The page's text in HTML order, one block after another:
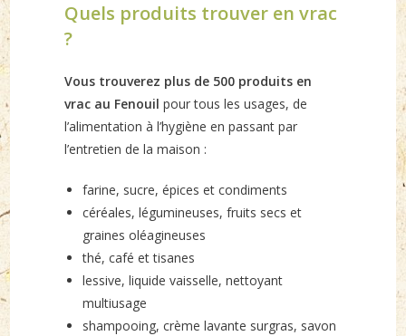
Quels produits trouver en vrac
?
Vous trouverez plus de 500 produits en
vrac au Fenouil pour tous les usages, de
l’alimentation à l’hygiène en passant par
l’entretien de la maison :
farine, sucre, épices et condiments
céréales, légumineuses, fruits secs et
graines oléagineuses
thé, café et tisanes
lessive, liquide vaisselle, nettoyant
multiusage
shampooing, crème lavante surgras, savon